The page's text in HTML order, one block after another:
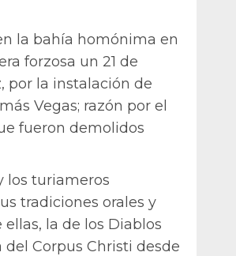
la bahía homónima en
forzosa un 21 de
por la instalación de
Vegas; razón por el
fueron demolidos
los turiameros
tradiciones orales y
la de los Diablos
Corpus Christi desde